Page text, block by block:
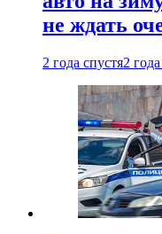
не ждать
2 года спустя2